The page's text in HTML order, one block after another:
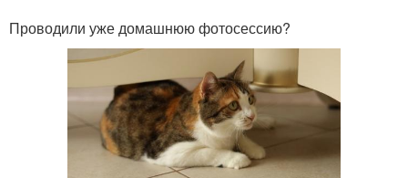
Проводили уже домашнюю фотосессию?